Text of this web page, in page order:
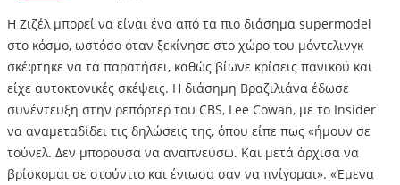
Η Ζιζέλ μπορεί να είναι ένα από τα πιο διάσημα supermodel
στο κόσμο, ωστόσο όταν ξεκίνησε στο χώρο του μόντελινγκ
σκέφτηκε να τα παρατήσει, καθώς βίωνε κρίσεις πανικού και
είχε αυτοκτονικές σκέψεις. Η διάσημη Βραζιλιάνα έδωσε
συνέντευξη στην ρεπόρτερ του CBS, Lee Cowan, με το Insider
να αναμεταδίδει τις δηλώσεις της, όπου είπε πως «ήμουν σε
τούνελ. Δεν μπορούσα να αναπνεύσω. Και μετά άρχισα να
βρίσκομαι σε στούντιο και ένιωσα σαν να πνίγομαι». «Έμενα